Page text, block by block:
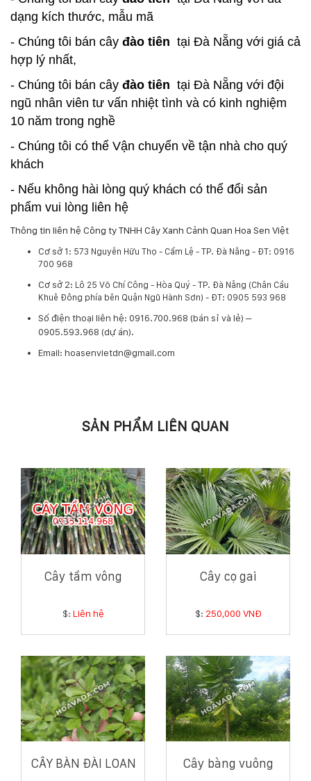
dạng kích thước, mẫu mã
- Chúng tôi bán cây đào tiên tại Đà Nẵng với giá cả
hợp lý nhất,
- Chúng tôi bán cây đào tiên tại Đà Nẵng với đội
ngũ nhân viên tư vấn nhiệt tình và có kinh nghiệm
10 năm trong nghề
- Chúng tôi có thể Vận chuyển về tận nhà cho quý
khách
- Nếu không hài lòng quý khách có thể đổi sản
phẩm vui lòng liên hệ
Thông tin liên hệ Công ty TNHH Cây Xanh Cảnh Quan Hoa Sen Việt
Cơ sở 1: 573 Nguyễn Hữu Thọ - Cẩm Lệ - TP. Đà Nẵng - ĐT: 0916
700 968
Cơ sở 2: Lô 25 Võ Chí Công - Hòa Quý - TP. Đà Nẵng (Chân Cầu
Khuê Đông phía bên Quận Ngũ Hành Sơn) - ĐT: 0905 593 968
​Số điện thoại liên hệ: 0916.700.968 (bán sỉ và lẻ) –
0905.593.968 (dự án).
Email: hoasenvietdn@gmail.com
SẢN PHẨM LIÊN QUAN
Cây tầm vông
$: Liên hệ
Cây cọ gai
$: 250,000 VNĐ
CÂY BÀN ĐÀI LOAN Cây bàng vuông